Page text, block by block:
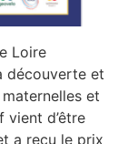
Loire
découverte et
et
d’être
a reçu le prix